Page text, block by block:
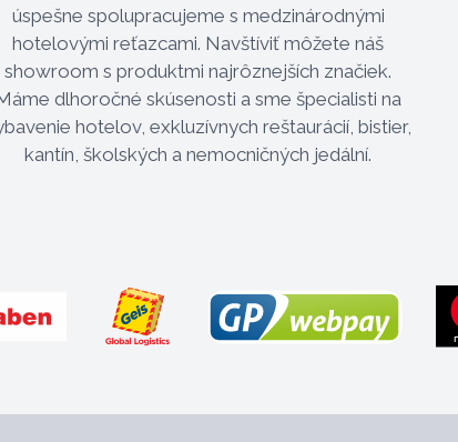
úspešne spolupracujeme s medzinárodnými
hotelovými reťazcami. Navštíviť môžete náš
showroom s produktmi najrôznejších značiek.
dlhoročné skúsenosti a sme špecialisti na
hotelov, exkluzívnych reštaurácií, bistier,
kantín, školských a nemocničných jedální.